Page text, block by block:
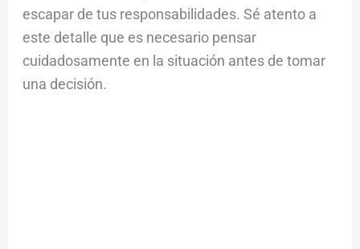
escapar de tus responsabilidades. Sé atento a
este detalle que es necesario pensar
cuidadosamente en la situación antes de tomar
una decisión.